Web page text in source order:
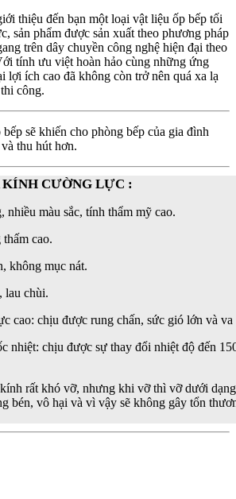
thiệu đến bạn một loại vật liệu ốp bếp tối
sản phẩm được sản xuất theo phương pháp
trên dây chuyền công nghệ hiện đại theo
tính ưu việt hoàn hảo cùng những ứng
lợi ích cao đã không còn trở nên quá xa lạ
công.
sẽ khiến cho phòng bếp của gia đình
thu hút hơn.
CƯỜNG LỰC :
nhiều màu sắc, tính thẩm mỹ cao.
cao.
không mục nát.
lau chùi.
cao: chịu được rung chấn, sức gió lớn và va
nhiệt: chịu được sự thay đổi nhiệt độ đến
rất khó vỡ, nhưng khi vỡ thì vỡ dưới
bén, vô hại và vì vậy sẽ không gây tổn